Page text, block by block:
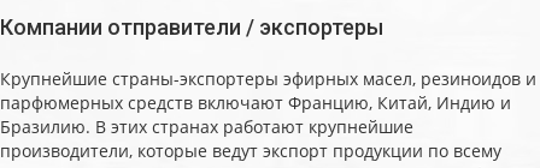
Компании отправители / экспортеры
Крупнейшие страны-экспортеры эфирных масел, резиноидов и
парфюмерных средств включают Францию, Китай, Индию и
Бразилию. В этих странах работают крупнейшие
производители, которые ведут экспорт продукции по всему